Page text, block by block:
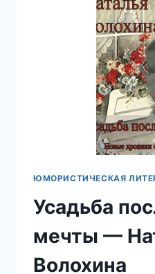
(АЛКЕЯ)
ЮМОРИСТИЧЕСКАЯ
Усадьба
мечты —
Волохина